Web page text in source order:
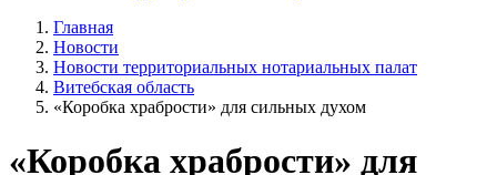
Главная
Новости
Новости территориальных нотариальных палат
Витебская область
«Коробка храбрости» для сильных духом
«Коробка храбрости» для